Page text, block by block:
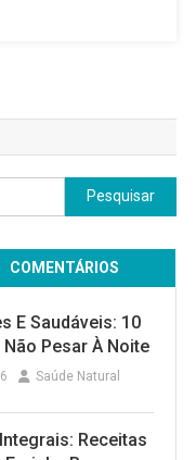
Corpo
E
Saúde
Pesquisar
por:
COMENTÁRIOS
E Saudáveis: 10
Pesar À Noite
Saúde Natural
Receitas